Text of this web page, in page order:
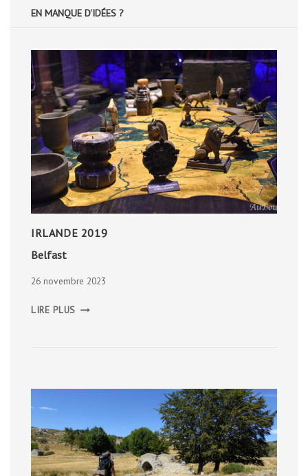
EN MANQUE D'IDÉES ?
IRLANDE 2019
Belfast
26 novembre 2023
LIRE PLUS